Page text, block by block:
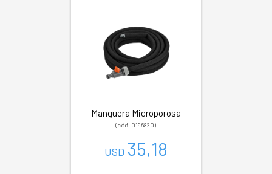
Manguera Microporosa
(cód. 0196820)
USD 35,18